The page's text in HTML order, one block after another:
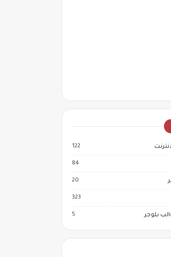
122
84
20
323
بلوجر 5